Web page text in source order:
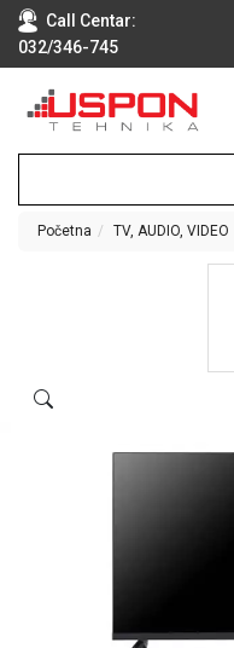
Call Centar:
032/346-745
RAČUNARI
TEHNIKA
VIDEO
Početna TV, AUDIO, VIDEO